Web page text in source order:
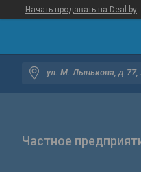
Начать продавать на Deal.by
ул. М. Лынькова, д.77,
Частное